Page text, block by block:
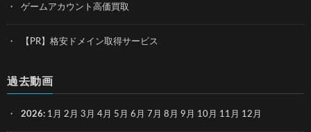
ゲームアカウント高価買取
【PR】格安ドメイン取得サービス
過去動画
2026: 1月 2月 3月 4月 5月 6月 7月 8月 9月 10月 11月 12月